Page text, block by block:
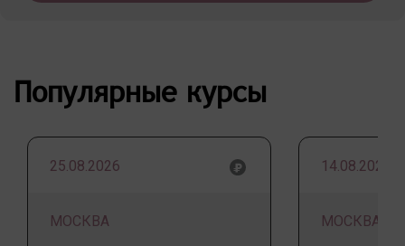
Популярные курсы
25.08.2026
МОСКВА
14.08.2026
МОСКВА